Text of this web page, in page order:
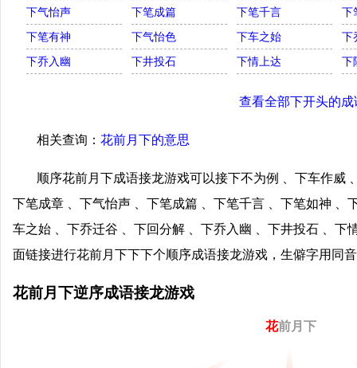
下气怡声
下笔成篇 下笔千言
下
下笔有神
下气怡色 下车之始
下
下乔入幽
下井投石 下情上达 下
查看全部下开头的成
相关查询： 花前月下的意思
顺序花前月下成语接龙游戏可以接下不为例 、下车作威
下笔成章 、下气怡声 、下笔成篇 、下笔千言 、下笔如神 、
车之始 、下乔迁谷 、下回分解 、下乔入幽 、下井投石 、下
面链接进行花前月下下下个顺序成语接龙游戏，生僻字用同
花前月下逆序成语接龙游戏
花前月下